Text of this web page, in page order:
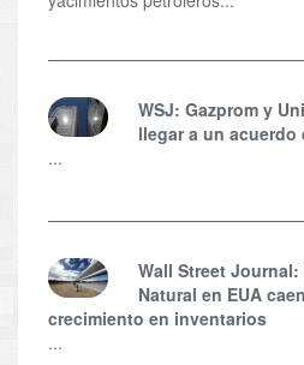
WSJ: Gazprom y
llegar a un
...
Wall Street
Natural en EUA
crecimiento en inventarios
...